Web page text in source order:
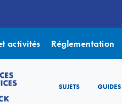
activités Réglementation
SUJETS GUIDES